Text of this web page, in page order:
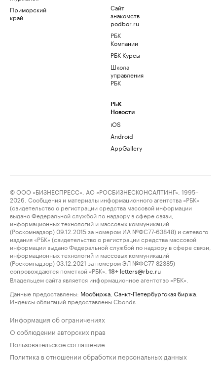
Приморский
край
Сайт
знакомств
podbor.ru
РБК
Компании
РБК Курсы
Школа
управления
РБК
РБК
Новости
iOS
Android
AppGallery
© ООО «БИЗНЕСПРЕСС», АО «РОСБИЗНЕСКОНСАЛТИНГ», 1995–
2026. Сообщения и материалы информационного агентства «РБК»
(свидетельство о регистрации средства массовой информации
выдано Федеральной службой по надзору в сфере связи,
информационных технологий и массовых коммуникаций
(Роскомнадзор) 09.12.2015 за номером ИА №ФС77-63848) и сетевого
издания «РБК» (свидетельство о регистрации средства массовой
информации выдано Федеральной службой по надзору в сфере связи,
информационных технологий и массовых коммуникаций
(Роскомнадзор) 03.12.2021 за номером ЭЛ №ФС77-82385)
сопровождаются пометкой «РБК».
18+ letters@rbc.ru
Владельцем сайта является информационное агентство «РБК».
Данные предоставлены: Мосбиржа Санкт-Петербургская биржа
Индексы облигаций предоставлены Cbonds.
Информация об ограничениях
О соблюдении авторских прав
Пользовательское соглашение
Политика в отношении обработки персональных данных